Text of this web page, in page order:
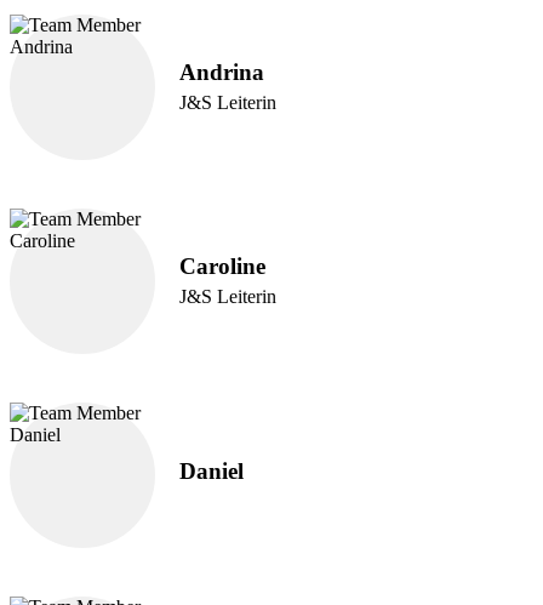
Andrina
J&S Leiterin
Caroline
J&S Leiterin
Daniel